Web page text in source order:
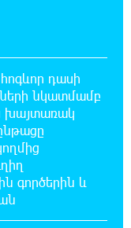
շարժումը
Ամենայն Հայոց
Զովունի-
են «Alfa
դասի
նկատմամբ
խայտառակ
գործերին և